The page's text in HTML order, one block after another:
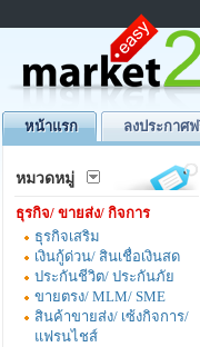
หน้าแรก ลงประกาศ
หมวดหมู่
ธุรกิจ/ ขายส่ง/ กิจการ
ธุรกิจเสริม
เงินกู้ด่วน/ สินเชื่อเงินสด
ประกันชีวิต/ ประกันภัย
ขายตรง/ MLM/ SME
สินค้าขายส่ง/ เซ้งกิจการ/
แฟรนไชส์